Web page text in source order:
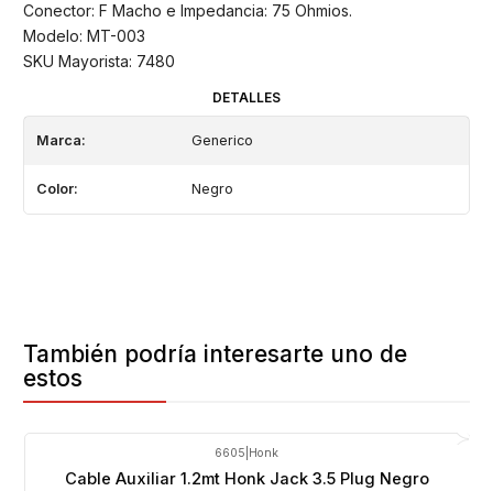
Conector: F Macho e Impedancia: 75 Ohmios.
Modelo: MT-003
SKU Mayorista: 7480
DETALLES
Marca: Generico
Color: Negro
También podría interesarte uno de
estos
Agotado
6605 Honk
Cable Auxiliar 1.2mt Honk Jack 3.5 Plug Negro